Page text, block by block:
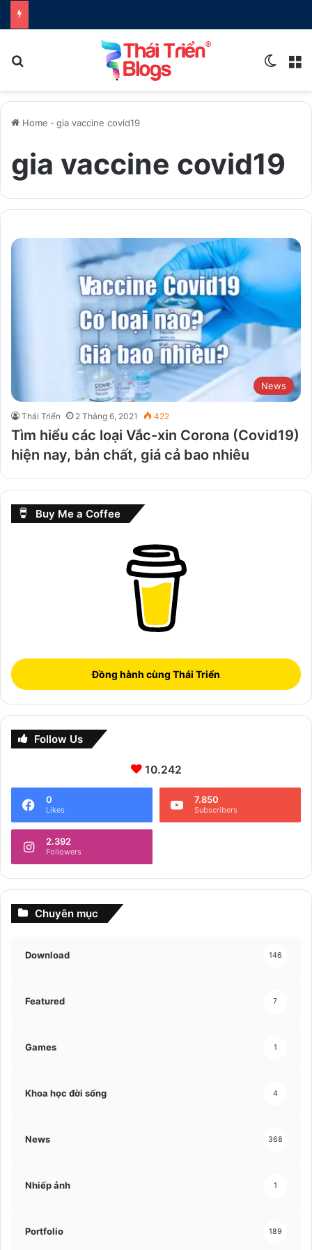
Home - gia vaccine covid19
gia vaccine covid19
News
Thái Triển 2 Tháng 6, 2021 422
Tìm hiểu các loại Vắc-xin Corona (Covid19)
hiện nay, bản chất, giá cả bao nhiêu
Buy Me a Coffee
Đồng hành cùng Thái Triển
Follow Us
10.242
0
Likes
7.850
Subscribers
2.392
Followers
Chuyên mục
Download 146
Featured 7
Games 1
Khoa học đời sống 4
News 368
Nhiếp ảnh 1
Portfolio 189